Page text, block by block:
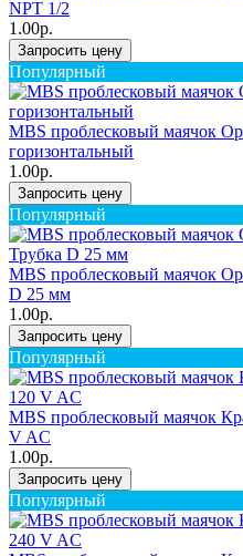
NPT 1/2
1.00р.
Запросить цену
Популярный
MBS проблесковый маячок
горизонтальный
1.00р.
Запросить цену
Популярный
MBS проблесковый маячок
D 25 мм
1.00р.
Запросить цену
Популярный
MBS проблесковый маячок
V AC
1.00р.
Запросить цену
Популярный